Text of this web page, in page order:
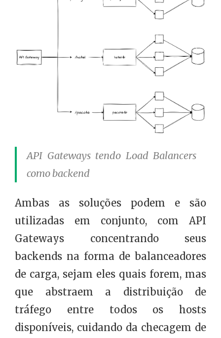
API Gateways tendo Load Balancers
como backend
Ambas as soluções podem e são
utilizadas em conjunto, com API
Gateways concentrando seus
backends na forma de balanceadores
de carga, sejam eles quais forem, mas
que abstraem a distribuição de
tráfego entre todos os hosts
disponíveis, cuidando da checagem de